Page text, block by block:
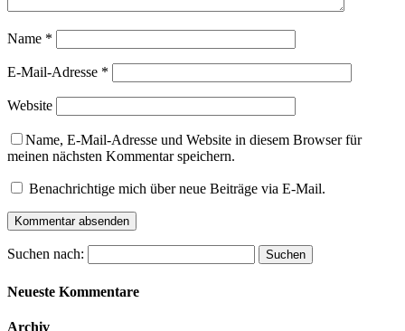
Name *
E-Mail-Adresse *
Website
Name, E-Mail-Adresse und Website in diesem Browser für
meinen nächsten Kommentar speichern.
Benachrichtige mich über neue Beiträge via E-Mail.
Suchen nach:
Neueste Kommentare
Archiv